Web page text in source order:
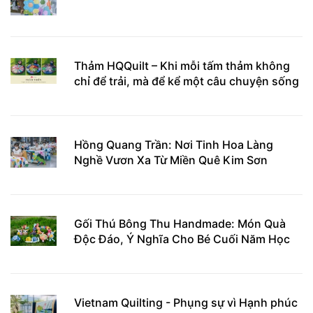
Thảm HQQuilt – Khi mỗi tấm thảm không
chỉ để trải, mà để kể một câu chuyện sống
Hồng Quang Trần: Nơi Tinh Hoa Làng
Nghề Vươn Xa Từ Miền Quê Kim Sơn
Gối Thú Bông Thu Handmade: Món Quà
Độc Đáo, Ý Nghĩa Cho Bé Cuối Năm Học
Vietnam Quilting - Phụng sự vì Hạnh phúc